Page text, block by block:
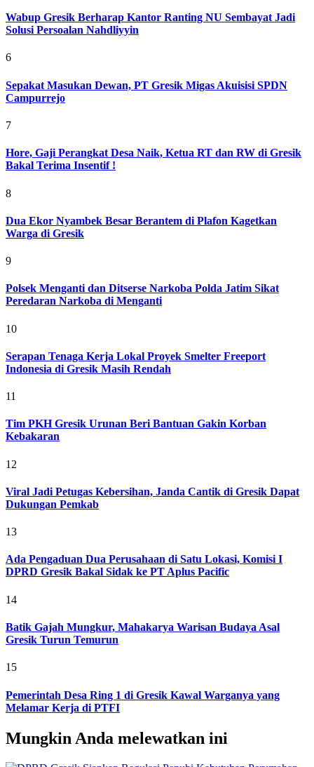
Wabup Gresik Berharap Kantor Ranting NU Sembayat Jadi
Solusi Persoalan Nahdliyyin
6
Sepakat Masukan Dewan, PT Gresik Migas Akuisisi SPDN
Campurrejo
7
Hore, Gaji Perangkat Desa Naik, Ketua RT dan RW di Gresik
Bakal Terima Insentif !
8
Dua Ekor Nyambek Besar Berantem di Plafon Kagetkan
Warga di Gresik
9
Polsek Menganti dan Ditserse Narkoba Polda Jatim Sikat
Peredaran Narkoba di Menganti
10
Serapan Tenaga Kerja Lokal Proyek Smelter Freeport
Indonesia di Gresik Masih Rendah
11
Tim PKH Gresik Urunan Beri Bantuan Gakin Korban
Kebakaran
12
Viral Jadi Petugas Kebersihan, Janda Cantik di Gresik Dapat
Dukungan Pemkab
13
Ada Pengaduan Dua Perusahaan di Satu Lokasi, Komisi I
DPRD Gresik Bakal Sidak ke PT Aplus Pacific
14
Batik Gajah Mungkur, Mahakarya Warisan Budaya Asal
Gresik Turun Temurun
15
Pemerintah Desa Ring 1 di Gresik Kawal Warganya yang
Melamar Kerja di PTFI
Mungkin Anda melewatkan ini